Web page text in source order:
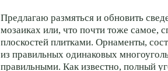
Предлагаю размяться и обновить
мозаиках или, что почти тоже самое,
плоскостей плитками. Орнаменты,
из правильных одинаковых
правильными. Как известно, полный